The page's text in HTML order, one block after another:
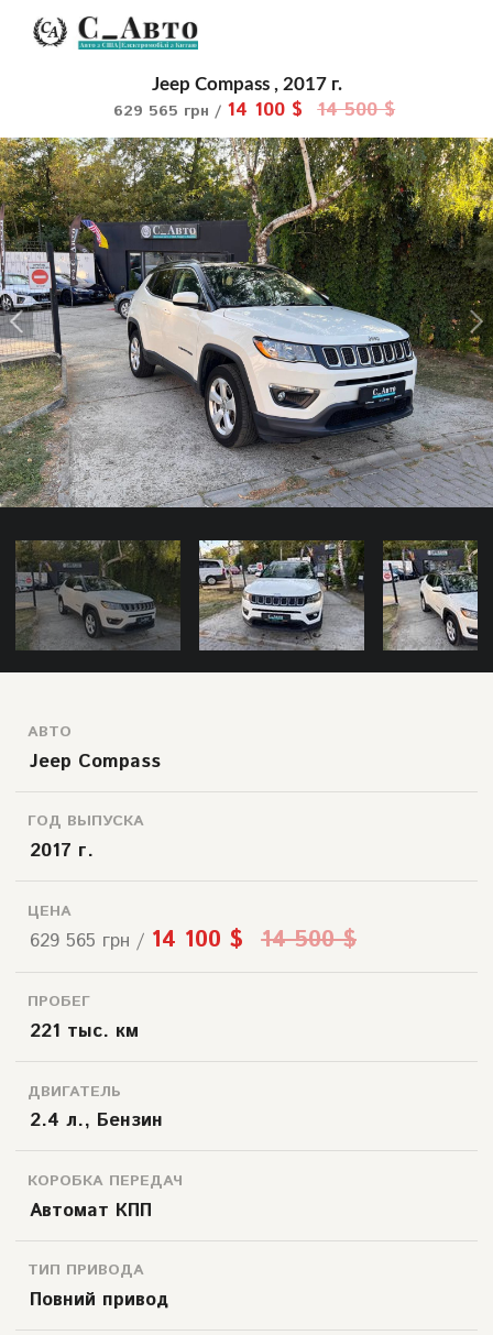
Jeep Compass , 2017 г.
629 565 грн / 14 100 $ 14 500 $
АВТО
Jeep Compass
ГОД ВЫПУСКА
2017 г.
ЦЕНА
629 565 грн / 14 100 $ 14 500 $
ПРОБЕГ
221 тыс. км
ДВИГАТЕЛЬ
2.4 л., Бензин
КОРОБКА ПЕРЕДАЧ
Автомат КПП
ТИП ПРИВОДА
Повний привод